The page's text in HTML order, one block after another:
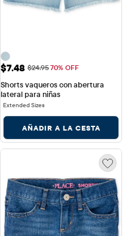
Precio de venta: $7.48
$7.48 Precio original: $24.95
$24.9570% OFF
Shorts vaqueros con abertura
lateral para niñas
Extended Sizes
AÑADIR A LA CESTA